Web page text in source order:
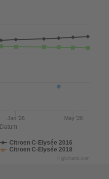
Datum
Citroen C-Elysée 2016
Citroen C-Elysée 2018
Jan '26 May '26
Highcharts.com